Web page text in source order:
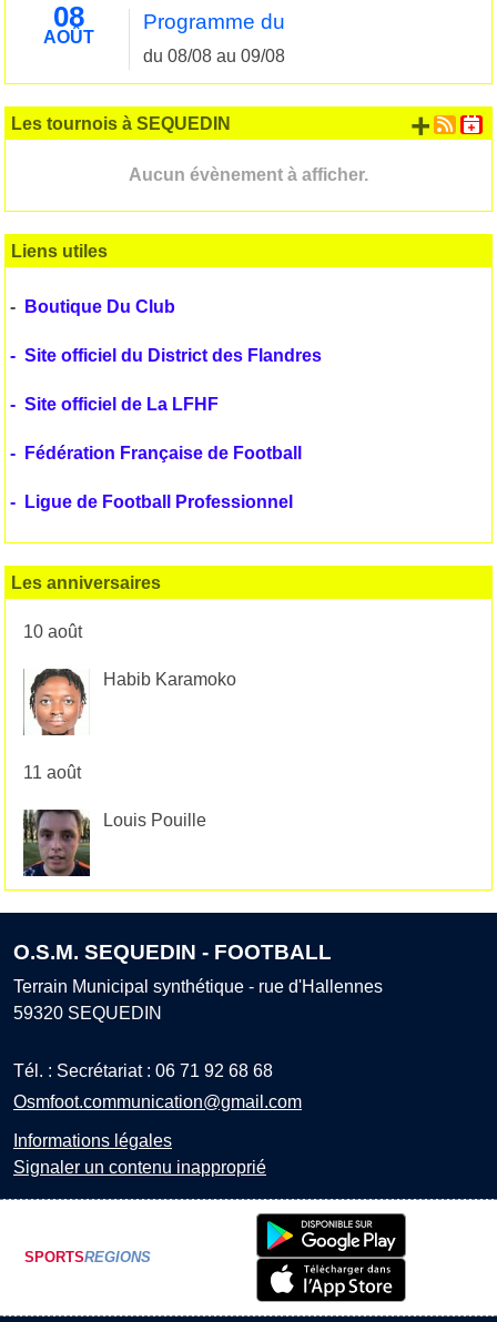
08
AOÛT
Programme du
du 08/08 au 09/08
Les tournois à SEQUEDIN
Aucun évènement à afficher.
+
Liens utiles
- Boutique Du Club
- Site officiel du District des Flandres
- Site officiel de La LFHF
- Fédération Française de Football
- Ligue de Football Professionnel
Les anniversaires
10 août
Habib Karamoko
11 août
Louis Pouille
O.S.M. SEQUEDIN - FOOTBALL
Terrain Municipal synthétique - rue d'Hallennes
59320 SEQUEDIN
Tél. : Secrétariat : 06 71 92 68 68
Osmfoot.communication@gmail.com
Informations légales
Signaler un contenu inapproprié
SPORTSREGIONS